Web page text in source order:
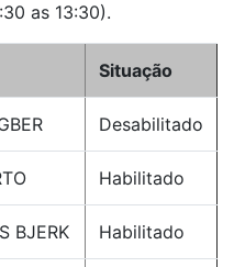
as 13:30).
Situação
Desabilitado
Habilitado
BJERK Habilitado